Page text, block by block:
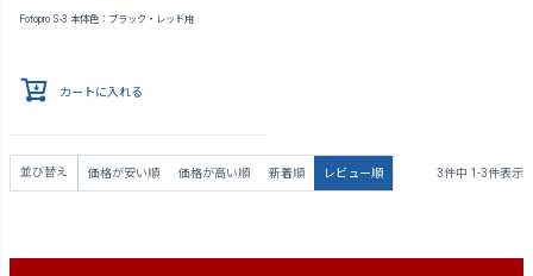
Fotopro S-3 本体色：ブラック・レッド用
カートに入れる
並び替え 価格が安い順 価格が高い順 新着順 レビュー順 3件中 1 -3件表示